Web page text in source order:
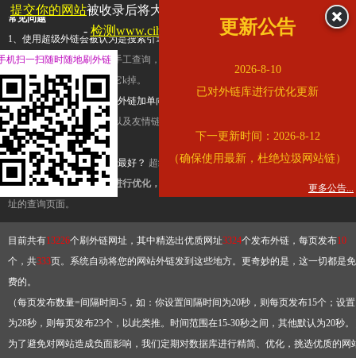
常见问题
1、使用超级外链会被认为是搜索引擎优化作弊吗？ 超级外链只是一个简便而集成
查询工具，模拟的是正常手工查询，不是作弊。如果是作弊，那您可以使用超级外
推广竞争对手的网址，让它k掉。
2、网站优化单纯依靠超级外链加单向链接可行吗？
链，需要结合普通的外链以及友情链接，您可以到站长论坛发布外链，到友情链接
台交换友情链接。
3、如何使用超级外链效果最好？ 超级外链不同于普通的外链，它是动态的链接，
有频繁使用超级外链工具进行优化，才能获得稳定的外链
，最终使搜索引擎收录带
址的查询页面。
目前共有13226个刷外链网址，其中精选出优质网址3324个发布外链，每页发布10
个，共333页。系统自动将您的网站外链发到这些地方。更奇妙的是，这一切都是免
费的。
（每页发布数量=间隔时间-5，如：你设置间隔时间为20秒，则每页发布15个；设置
为28秒，则每页发布23个，以此类推。时间范围在15-30秒之间，其他默认为20秒
为了避免对网站造成负面影响，我们定期对数据库进行精简、优化，挑选优质的网
提交你的网站被收录后将大幅提升流量和外链，
查看展示页面
- 检测www.cihai123.com是否收录
更新公告
2026-8-10
已对外链库进行优化更新
下一更新时间：2026-8-12
（确保使用最新，杜绝垃圾网站链）
更多公告...
机扫一扫随时随地刷外链